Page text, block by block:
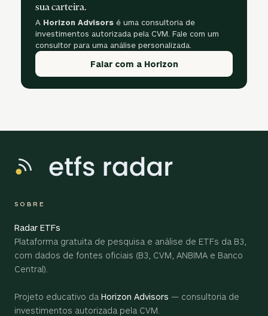
sua carteira.
A Horizon Advisors é uma consultoria de
investimentos autorizada pela CVM. Fale com um
consultor para uma análise personalizada.
Falar com a Horizon
SOBRE
Radar ETFs
Plataforma gratuita de pesquisa e análise de ETFs da B3,
com dados de fontes oficiais (B3, CVM, ANBIMA e Banco
Central).
Projeto educativo da Horizon Advisors — consultoria de
investimentos autorizada pela CVM.